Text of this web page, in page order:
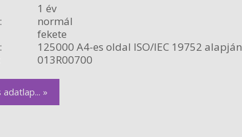
1 év
normál
fekete
125000 A4-es oldal ISO/IEC 19752 alapján
013R00700
»